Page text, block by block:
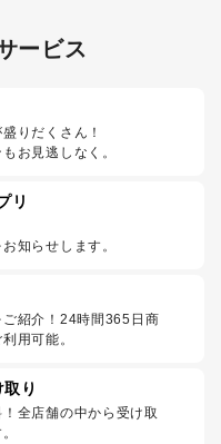
ービス
りだくさん！
お見逃しなく。
リ
知らせします。
紹介！24時間365日商
用可能。
り
全店舗の中から受け取